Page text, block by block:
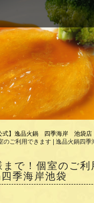
式】逸品火鍋 四季海岸 池袋店
のご利用できます | 逸品火鍋四季
で！個室のご利
季海岸池袋